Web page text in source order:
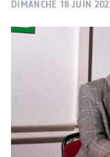
DIMANCHE 18 JUIN